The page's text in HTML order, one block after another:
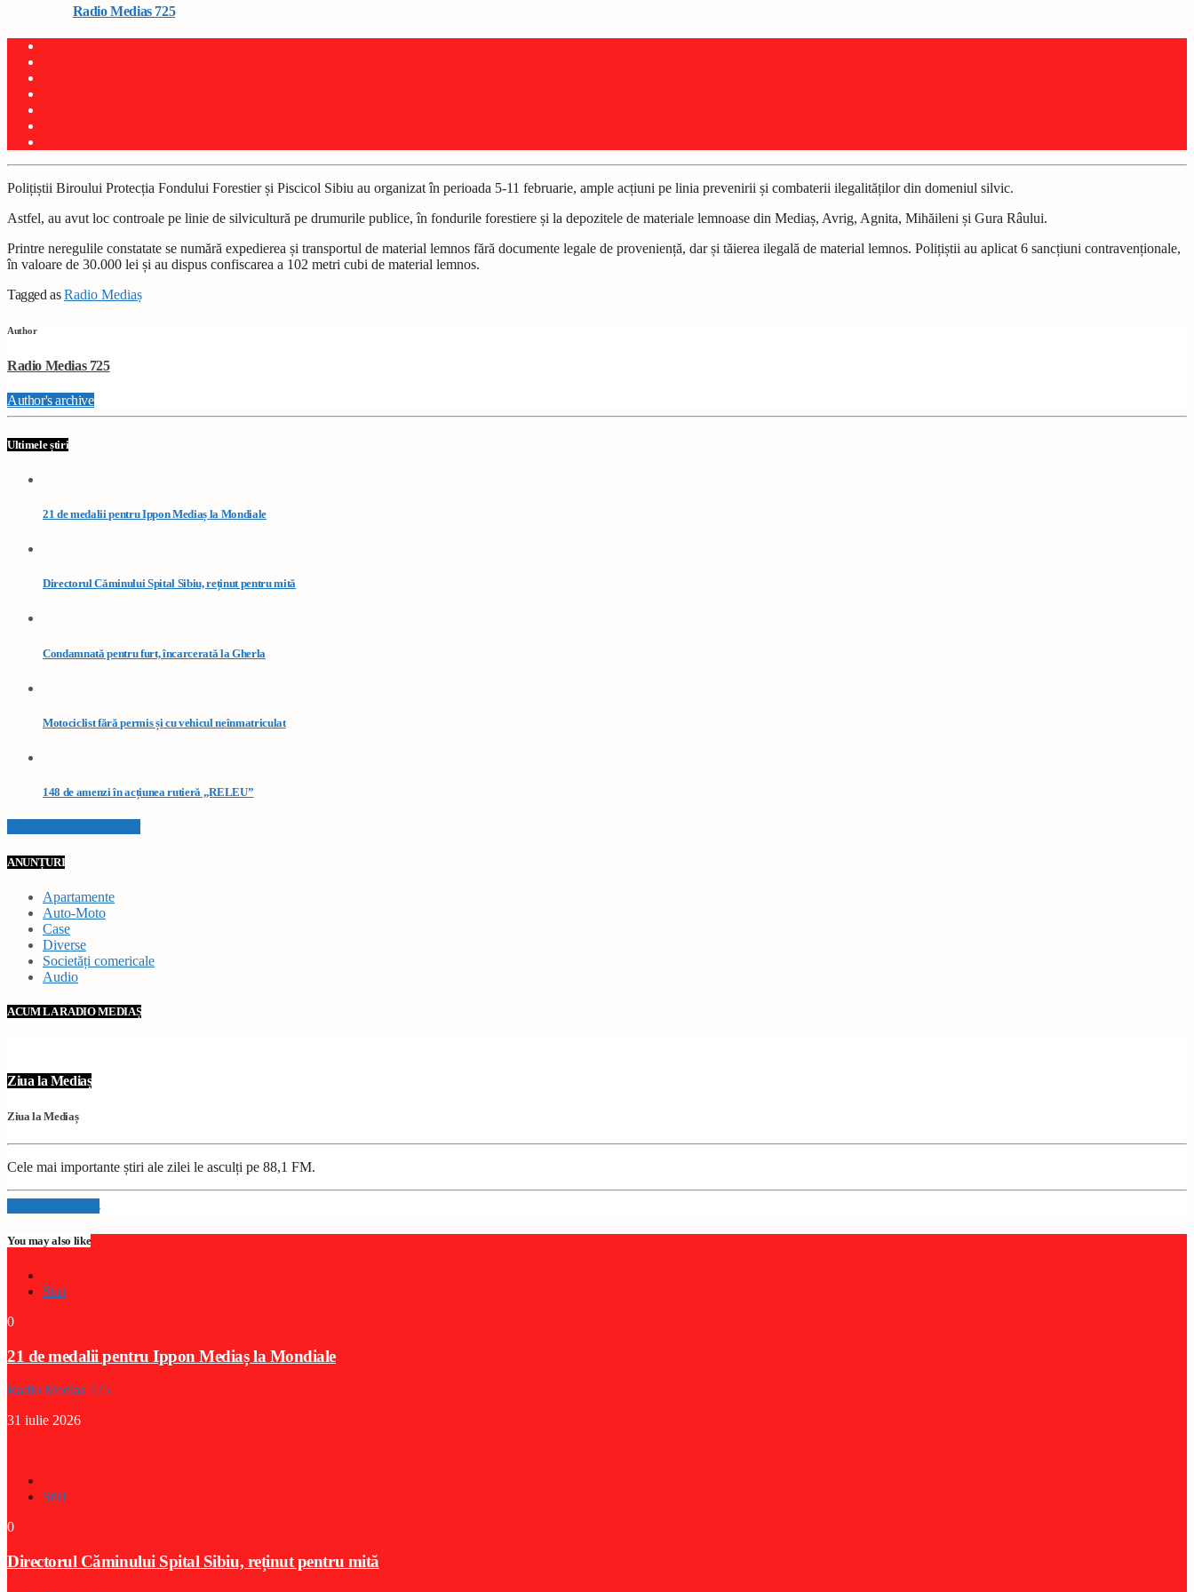
Radio Medias 725on 12 februarie 2025
Polițiștii Biroului Protecția Fondului Forestier și Piscicol Sibiu au organizat în perioada 5-11 februarie, ample acțiuni pe linia prevenirii și combaterii ilegalităților din domeniul silvic.
Astfel, au avut loc controale pe linie de silvicultură pe drumurile publice, în fondurile forestiere și la depozitele de materiale lemnoase din Mediaș, Avrig, Agnita, Mihăileni și Gura Râului.
Printre neregulile constatate se numără expedierea și transportul de material lemnos fără documente legale de proveniență, dar și tăierea ilegală de material lemnos. Polițiștii au aplicat 6 sancțiuni contravenționale,
în valoare de 30.000 lei și au dispus confiscarea a 102 metri cubi de material lemnos.
Tagged asRadio Mediaș
Author
Radio Medias 725
Author's archive
Ultimele știri
21 de medalii pentru Ippon Mediaș la Mondiale
Directorul Căminului Spital Sibiu, reținut pentru mită
Condamnată pentru furt, încarcerată la Gherla
Motociclist fără permis și cu vehicul neînmatriculat
148 de amenzi în acțiunea rutieră „RELEU”
ANUNȚURI
Apartamente
Auto-Moto
Case
Diverse
Societăți comericale
Audio
ACUM LA RADIO MEDIAȘ
Ziua la Mediaș
Ziua la Mediaș
Cele mai importante știri ale zilei le asculți pe 88,1 FM.
Info and episodes
You may also like
Stiri
0
21 de medalii pentru Ippon Mediaș la Mondiale
Radio Medias 725
31 iulie 2026
Stiri
0
Directorul Căminului Spital Sibiu, reținut pentru mită